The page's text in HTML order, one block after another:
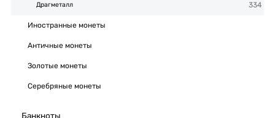
Драгметалл
Иностранные монеты
Античные монеты
Золотые монеты
Серебряные монеты
Банкноты